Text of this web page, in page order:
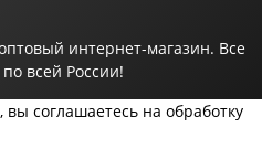
интернет-магазин. Все
всей России!
соглашаетесь на обработку